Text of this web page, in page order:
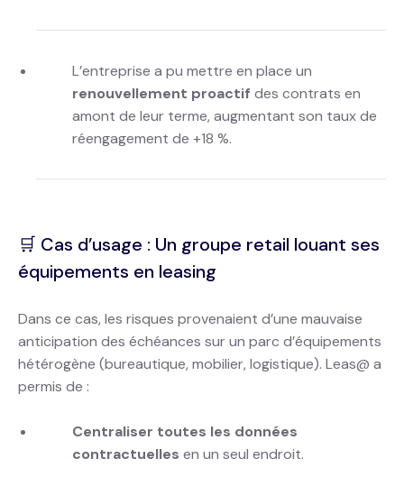
L’entreprise a pu mettre en place un
renouvellement proactif des contrats en
amont de leur terme, augmentant son taux de
réengagement de +18 %.
🛒 Cas d’usage : Un groupe retail louant ses
équipements en leasing
Dans ce cas, les risques provenaient d’une mauvaise
anticipation des échéances sur un parc d’équipements
hétérogène (bureautique, mobilier, logistique). Leas@ a
permis de :
Centraliser toutes les données
contractuelles en un seul endroit.